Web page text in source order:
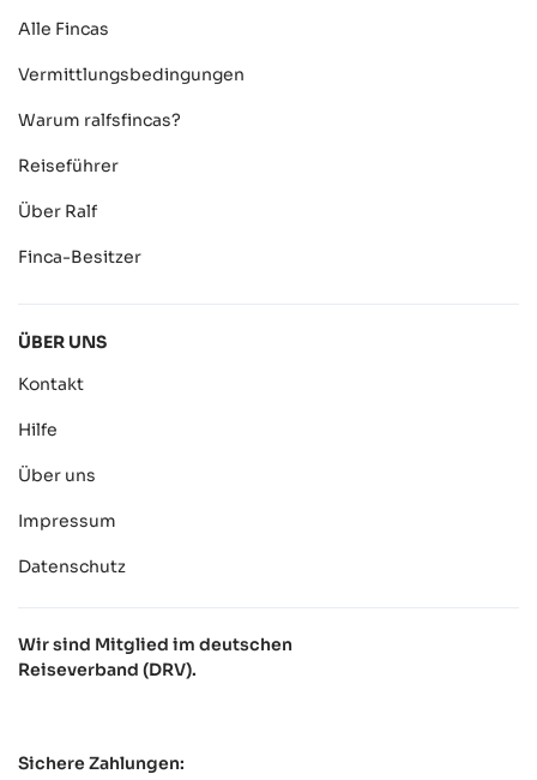
Alle Fincas
Vermittlungsbedingungen
Warum ralfsfincas?
Reiseführer
Über Ralf
Finca-Besitzer
ÜBER UNS
Kontakt
Hilfe
Über uns
Impressum
Datenschutz
Wir sind Mitglied im deutschen
Reiseverband (DRV).
Sichere Zahlungen: